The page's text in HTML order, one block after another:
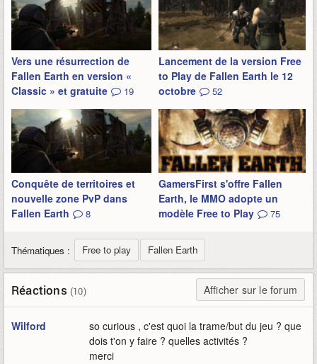
Vers une résurrection de
Fallen Earth en version «
Classic » et gratuite
19
Lancement de la version Free
to Play de Fallen Earth le 12
octobre
52
Conquête de territoires et
nouvelle zone PvP dans
Fallen Earth
8
GamersFirst s'offre Fallen
Earth, le MMO adopte un
modèle Free to Play
75
Thématiques : Free to play Fallen Earth
Réactions (10) Afficher sur le forum
Wilford
so curious , c'est quoi la trame/but du jeu ? que
dois t'on y faire ? quelles activités ?
merci